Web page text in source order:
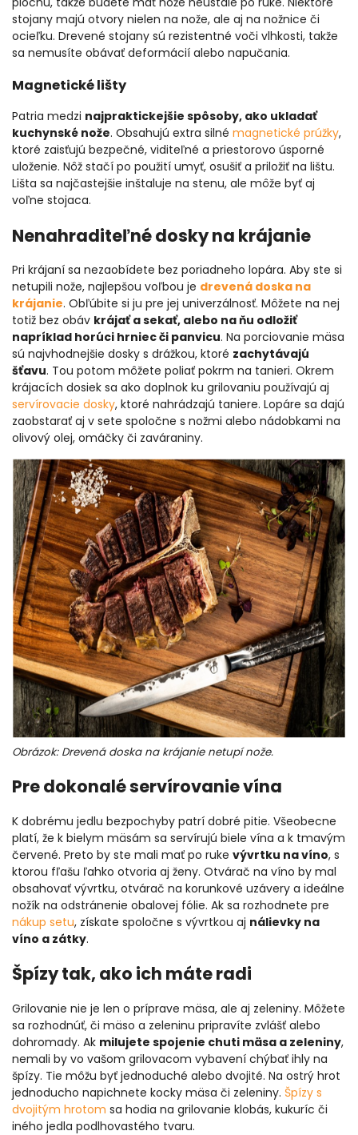
stojany majú otvory nielen na nože, ale aj na nožnice či
ocieľku. Drevené stojany sú rezistentné voči vlhkosti, takže
sa nemusíte obávať deformácií alebo napučania.
Magnetické lišty
Patria medzi najpraktickejšie spôsoby, ako ukladať
kuchynské nože. Obsahujú extra silné magnetické prúžky,
ktoré zaisťujú bezpečné, viditeľné a priestorovo úsporné
uloženie. Nôž stačí po použití umyť, osušiť a priložiť na lištu.
Lišta sa najčastejšie inštaluje na stenu, ale môže byť aj
voľne stojaca.
Nenahraditeľné dosky na krájanie
Pri krájaní sa nezaobídete bez poriadneho lopára. Aby ste si
netupili nože, najlepšou voľbou je drevená doska na
krájanie. Obľúbite si ju pre jej univerzálnosť. Môžete na nej
totiž bez obáv krájať a sekať, alebo na ňu odložiť
napríklad horúci hrniec či panvicu. Na porciovanie mäsa
sú najvhodnejšie dosky s drážkou, ktoré zachytávajú
šťavu. Tou potom môžete poliať pokrm na tanieri. Okrem
krájacích dosiek sa ako doplnok ku grilovaniu používajú aj
servírovacie dosky, ktoré nahrádzajú taniere. Lopáre sa dajú
zaobstarať aj v sete spoločne s nožmi alebo nádobkami na
olivový olej, omáčky či zaváraniny.
Obrázok: Drevená doska na krájanie netupí nože.
Pre dokonalé servírovanie vína
K dobrému jedlu bezpochyby patrí dobré pitie. Všeobecne
platí, že k bielym mäsám sa servírujú biele vína a k tmavým
červené. Preto by ste mali mať po ruke vývrtku na víno, s
ktorou fľašu ľahko otvoria aj ženy. Otvárač na víno by mal
obsahovať vývrtku, otvárač na korunkové uzávery a ideálne
nožík na odstránenie obalovej fólie. Ak sa rozhodnete pre
nákup setu, získate spoločne s vývrtkou aj nálievky na
víno a zátky.
Špízy tak, ako ich máte radi
Grilovanie nie je len o príprave mäsa, ale aj zeleniny. Môžete
sa rozhodnúť, či mäso a zeleninu pripravíte zvlášť alebo
dohromady. Ak milujete spojenie chuti mäsa a zeleniny,
nemali by vo vašom grilovacom vybavení chýbať ihly na
špízy. Tie môžu byť jednoduché alebo dvojité. Na ostrý hrot
jednoducho napichnete kocky mäsa či zeleniny. Špízy s
dvojitým hrotom sa hodia na grilovanie klobás, kukuríc či
iného jedla podlhovastého tvaru.